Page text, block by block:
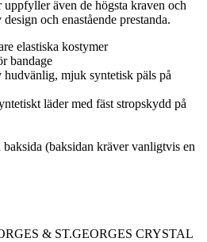
uppfyller även de högsta kraven och
och enastående prestanda.
elastiska kostymer
bandage
mjuk syntetisk päls på
läder med fäst stropskydd på
(baksidan kräver vanligtvis en
& ST.GEORGES CRYSTAL